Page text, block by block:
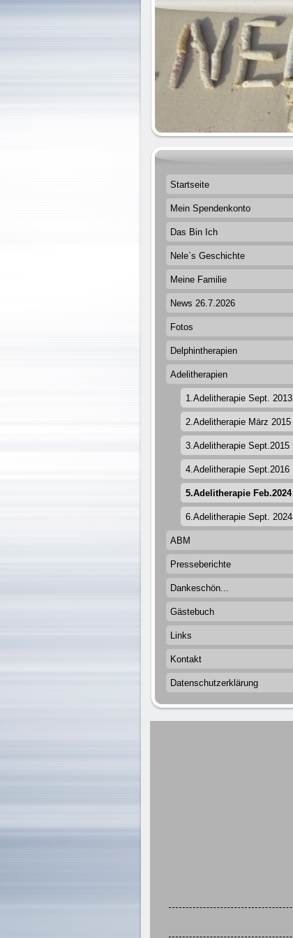
Startseite
Mein Spendenkonto
Das Bin Ich
Nele`s Geschichte
Meine Familie
News 26.7.2026
Fotos
Delphintherapien
Adelitherapien
1.Adelitherapie Sept. 2013
2.Adelitherapie März 2015
3.Adelitherapie Sept.2015
4.Adelitherapie Sept.2016
5.Adelitherapie Feb.2024
6.Adelitherapie Sept. 2024
ABM
Presseberichte
Dankeschön...
Gästebuch
Links
Kontakt
Datenschutzerklärung